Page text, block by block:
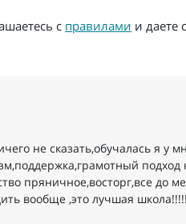
с правилами и даете
не сказать‚обучалась я у
пряничное‚восторг‚все до
вообще ‚это лучшая